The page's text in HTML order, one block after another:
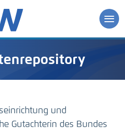
und
Gutachterin des Bundes